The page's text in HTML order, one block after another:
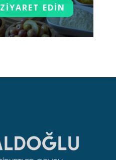
ZİYARET EDİN